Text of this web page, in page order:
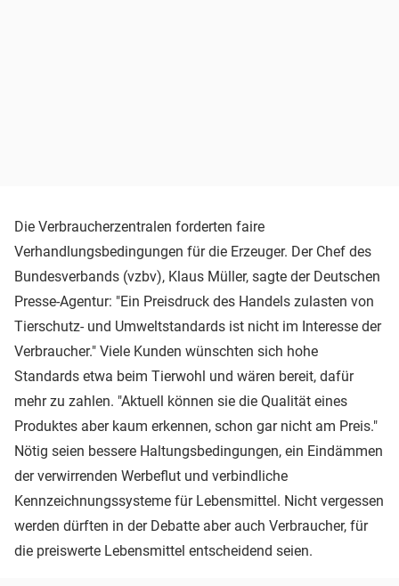
Die Verbraucherzentralen forderten faire
Verhandlungsbedingungen für die Erzeuger. Der Chef des
Bundesverbands (vzbv), Klaus Müller, sagte der Deutschen
Presse-Agentur: "Ein Preisdruck des Handels zulasten von
Tierschutz- und Umweltstandards ist nicht im Interesse der
Verbraucher." Viele Kunden wünschten sich hohe
Standards etwa beim Tierwohl und wären bereit, dafür
mehr zu zahlen. "Aktuell können sie die Qualität eines
Produktes aber kaum erkennen, schon gar nicht am Preis."
Nötig seien bessere Haltungsbedingungen, ein Eindämmen
der verwirrenden Werbeflut und verbindliche
Kennzeichnungssysteme für Lebensmittel. Nicht vergessen
werden dürften in der Debatte aber auch Verbraucher, für
die preiswerte Lebensmittel entscheidend seien.